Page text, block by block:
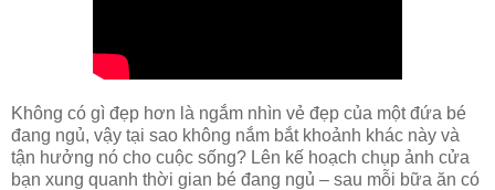
Không có gì đẹp hơn là ngắm nhìn vẻ đẹp của một đứa bé
đang ngủ, vậy tại sao không nắm bắt khoảnh khác này và
tận hưởng nó cho cuộc sống? Lên kế hoạch chụp ảnh cửa
bạn xung quanh thời gian bé đang ngủ – sau mỗi bữa ăn có